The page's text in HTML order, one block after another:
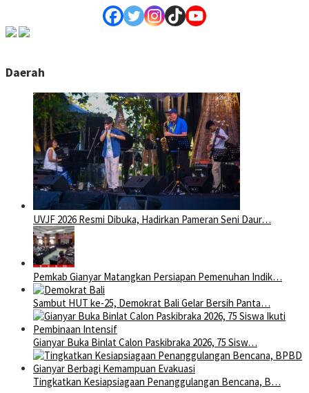
Daerah
UVJF 2026 Resmi Dibuka, Hadirkan Pameran Seni Daur…
Pemkab Gianyar Matangkan Persiapan Pemenuhan Indik…
Sambut HUT ke-25, Demokrat Bali Gelar Bersih Panta…
Gianyar Buka Binlat Calon Paskibraka 2026, 75 Sisw…
Tingkatkan Kesiapsiagaan Penanggulangan Bencana, B…